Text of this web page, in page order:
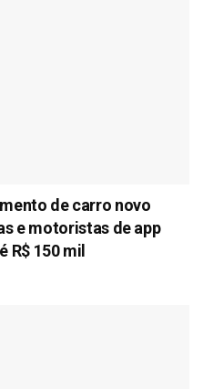
de carro novo
e motoristas de app
R$ 150 mil